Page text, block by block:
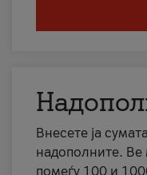
Внесете ја
надополните. Ве
помеѓу 100 и